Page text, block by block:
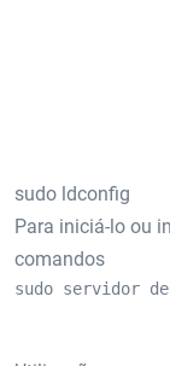
sudo ldconfig
Para iniciá-lo ou
comandos
sudo servidor